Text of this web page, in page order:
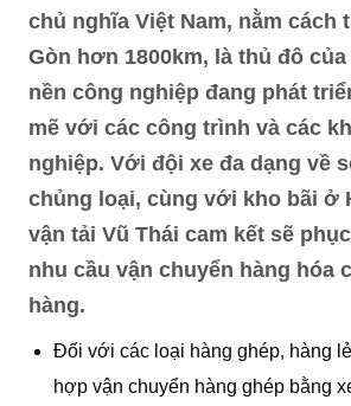
chủ nghĩa Việt Nam, nằm cách
Gòn hơn 1800km, là thủ đô
nền công nghiệp đang phát
mẽ với các công trình và các
nghiệp. Với đội xe đa dạng về
chủng loại, cùng với kho bãi ở
vận tải Vũ Thái cam kết sẽ
nhu cầu vận chuyển hàng hóa
hàng.
Đối với các loại hàng ghép, hàng
hợp vận chuyển hàng ghép bằng